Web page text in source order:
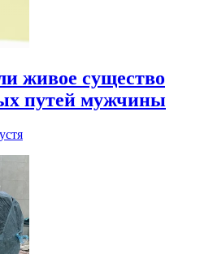
живое существо
путей мужчины